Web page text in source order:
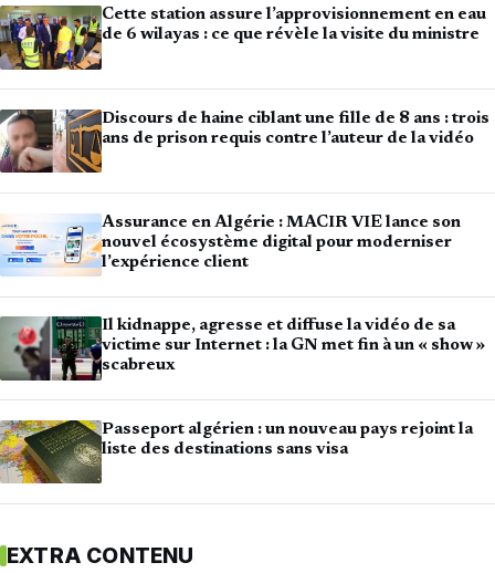
Cette station assure l’approvisionnement en eau
de 6 wilayas : ce que révèle la visite du ministre
Discours de haine ciblant une fille de 8 ans : trois
ans de prison requis contre l’auteur de la vidéo
Assurance en Algérie : MACIR VIE lance son
nouvel écosystème digital pour moderniser
l’expérience client
Il kidnappe, agresse et diffuse la vidéo de sa
victime sur Internet : la GN met fin à un « show »
scabreux
Passeport algérien : un nouveau pays rejoint la
liste des destinations sans visa
EXTRA CONTENU